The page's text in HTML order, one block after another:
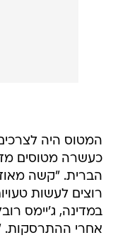
המטוס היה
כעשרה מטוסים
הברית. "קשה
רוצים לעשות
במדינה, ג'יימס
אחרי ההתרסקות.